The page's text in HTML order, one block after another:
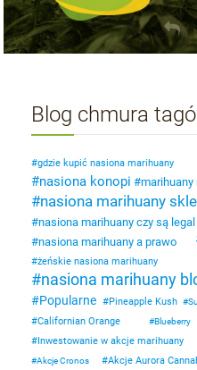
Blog chmura
gdzie kupić nasiona marihuany
nasiona konopi marihuany
nasiona marihuany
nasiona marihuany czy są legal
nasiona marihuany a prawo
żeńskie nasiona marihuany
nasiona marihuany
Popularne Pineapple Kush
Californian Orange
Blueberry
Inwestowanie w akcje marihuany
Akcje Cronos Akcje Aurora